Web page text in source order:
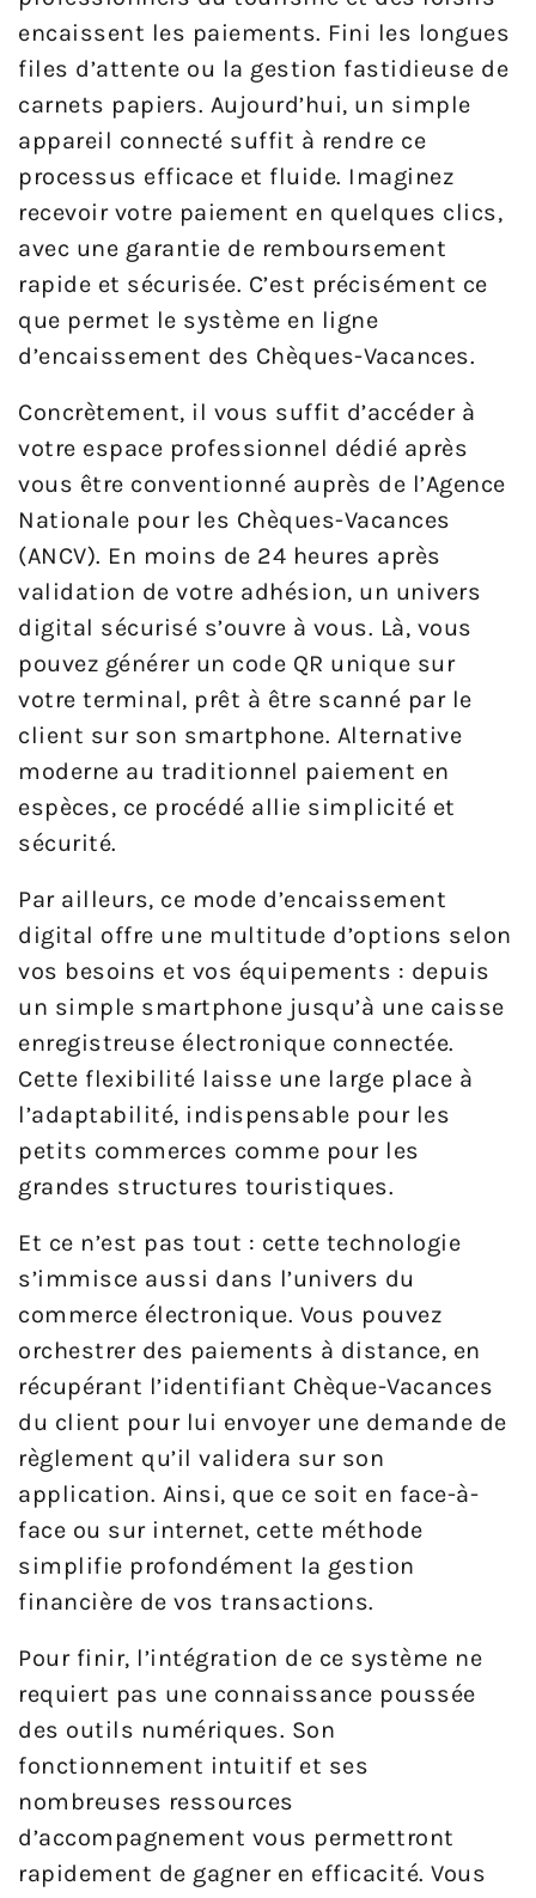
encaissent les paiements. Fini les longues
files d’attente ou la gestion fastidieuse de
carnets papiers. Aujourd’hui, un simple
appareil connecté suffit à rendre ce
processus efficace et fluide. Imaginez
recevoir votre paiement en quelques clics,
avec une garantie de remboursement
rapide et sécurisée. C’est précisément ce
que permet le système en ligne
d’encaissement des Chèques-Vacances.
Concrètement, il vous suffit d’accéder à
votre espace professionnel dédié après
vous être conventionné auprès de l’Agence
Nationale pour les Chèques-Vacances
(ANCV). En moins de 24 heures après
validation de votre adhésion, un univers
digital sécurisé s’ouvre à vous. Là, vous
pouvez générer un code QR unique sur
votre terminal, prêt à être scanné par le
client sur son smartphone. Alternative
moderne au traditionnel paiement en
espèces, ce procédé allie simplicité et
sécurité.
Par ailleurs, ce mode d’encaissement
digital offre une multitude d’options selon
vos besoins et vos équipements : depuis
un simple smartphone jusqu’à une caisse
enregistreuse électronique connectée.
Cette flexibilité laisse une large place à
l’adaptabilité, indispensable pour les
petits commerces comme pour les
grandes structures touristiques.
Et ce n’est pas tout : cette technologie
s’immisce aussi dans l’univers du
commerce électronique. Vous pouvez
orchestrer des paiements à distance, en
récupérant l’identifiant Chèque-Vacances
du client pour lui envoyer une demande de
règlement qu’il validera sur son
application. Ainsi, que ce soit en face-à-
face ou sur internet, cette méthode
simplifie profondément la gestion
financière de vos transactions.
Pour finir, l’intégration de ce système ne
requiert pas une connaissance poussée
des outils numériques. Son
fonctionnement intuitif et ses
nombreuses ressources
d’accompagnement vous permettront
rapidement de gagner en efficacité. Vous